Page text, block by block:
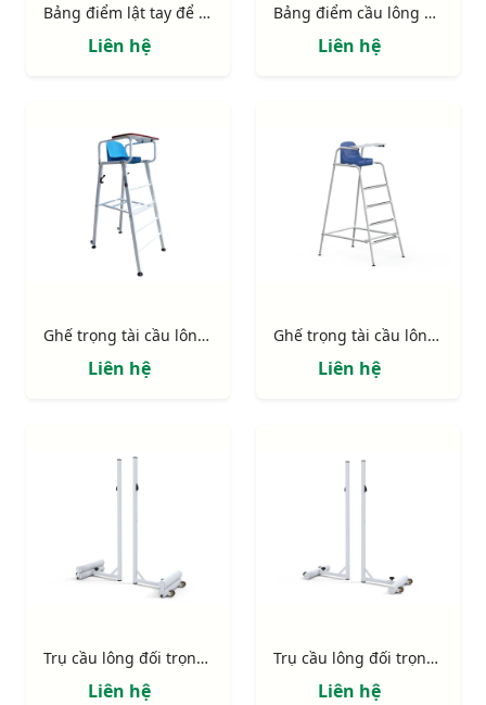
Bảng điểm lật tay để bàn S27393
Liên hệ
Bảng điểm cầu lông đa năng S16550
Liên hệ
Ghế trọng tài cầu lông Nhôm cao cấp S27361
Liên hệ
Ghế trọng tài cầu lông tiêu chuẩn S27350
Liên hệ
Trụ cầu lông đối trọng gang 40kg S27045
Liên hệ
Trụ cầu lông đối trọng gang S27040
Liên hệ